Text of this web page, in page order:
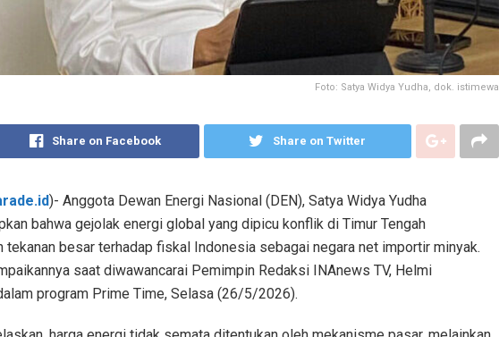
Foto: Satya Widya Yudha, dok. istimewa
Share on Facebook Share on Twitter
)- Anggota Dewan Energi Nasional (DEN), Satya Widya Yudha
bahwa gejolak energi global yang dipicu konflik di Timur Tengah
tekanan besar terhadap fiskal Indonesia sebagai negara net importir minyak.
saat diwawancarai Pemimpin Redaksi INAnews TV, Helmi
program Prime Time, Selasa (26/5/2026).